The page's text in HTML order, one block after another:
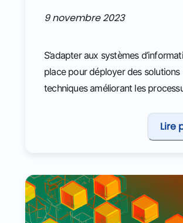
9 novembre 2023
S’adapter aux systèmes
place pour déployer des solutions
techniques améliorant les
Lire